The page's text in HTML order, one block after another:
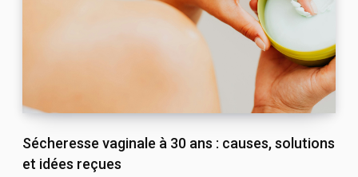
Sécheresse vaginale à 30 ans : causes, solutions
et idées reçues